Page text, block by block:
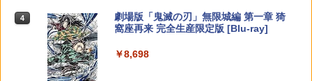
4
【顧客満足度98.3%】 Switch2 ケース
大容量 Switch2/Switch通常モデル/Swit
バッグ 防水 防塵 耐衝撃 持ち運び便利 ポ
がんばれゴエモン大集合！ PS5版
￥4,890
松井優征 ]
￥7,150
ニンテンドープリペイド番号 5000円|オ
ンラインコード版
【純正品】DualSense ワイヤレスコン
【国内正規品】Thrustmaster スラスト
S5、PS5 Pro、Xbox One、Xbox Serie
4
劇場版「鬼滅の刃」無限城編 第一章 猗
窩座再来 完全生産限定版 [Blu-ray]
￥8,698